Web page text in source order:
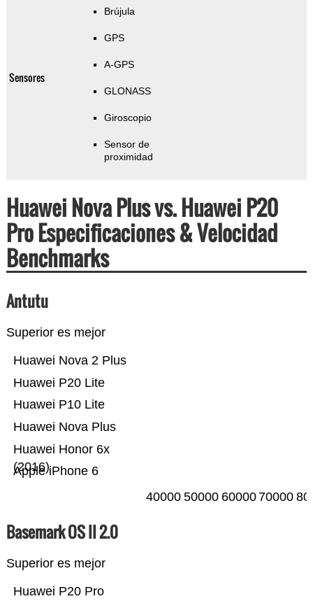
Sensores
Brújula
GPS
A-GPS
GLONASS
Giroscopio
Sensor de
proximidad
Huawei Nova Plus vs. Huawei P20
Pro Especificaciones & Velocidad
Benchmarks
Antutu
Superior es mejor
Apple iPhone 6
Huawei Honor 6x
(2016)
Huawei Nova Plus
Huawei P10 Lite
Huawei P20 Lite
Huawei Nova 2 Plus
40000 50000 60000 70000
Basemark OS II 2.0
Superior es mejor
Huawei P20 Pro